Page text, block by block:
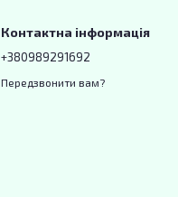
Контактна інформація
+380989291692
Передзвонити вам?